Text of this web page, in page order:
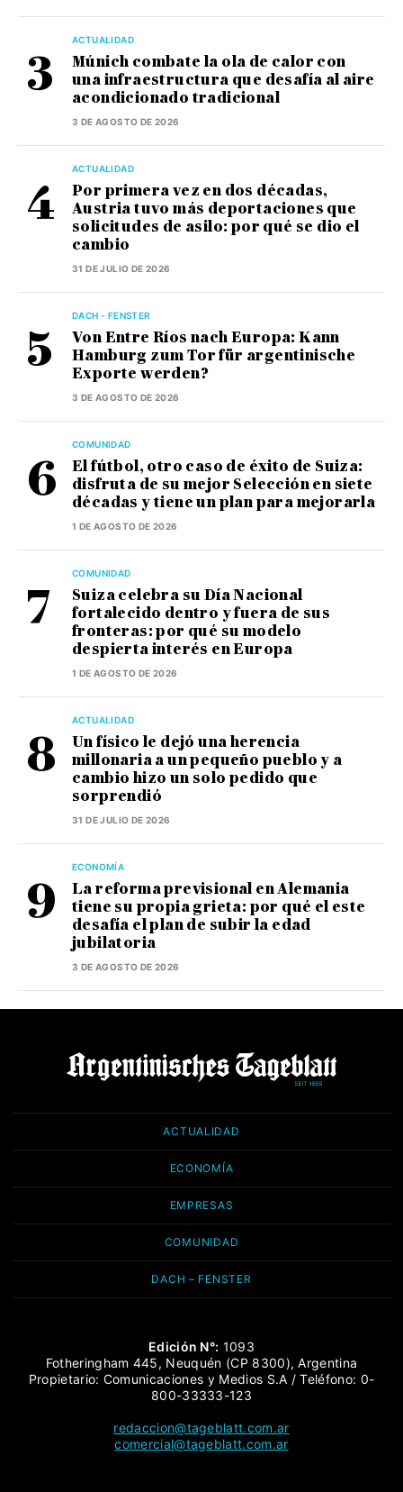
ACTUALIDAD
Múnich combate la ola de calor con
una infraestructura que desafía al aire
acondicionado tradicional
3 DE AGOSTO DE 2026
ACTUALIDAD
Por primera vez en dos décadas,
Austria tuvo más deportaciones que
solicitudes de asilo: por qué se dio el
cambio
31 DE JULIO DE 2026
DACH - FENSTER
Von Entre Ríos nach Europa: Kann
Hamburg zum Tor für argentinische
Exporte werden?
3 DE AGOSTO DE 2026
COMUNIDAD
El fútbol, otro caso de éxito de Suiza:
disfruta de su mejor Selección en siete
décadas y tiene un plan para mejorarla
1 DE AGOSTO DE 2026
COMUNIDAD
Suiza celebra su Día Nacional
fortalecido dentro y fuera de sus
fronteras: por qué su modelo
despierta interés en Europa
1 DE AGOSTO DE 2026
ACTUALIDAD
Un físico le dejó una herencia
millonaria a un pequeño pueblo y a
cambio hizo un solo pedido que
sorprendió
31 DE JULIO DE 2026
ECONOMÍA
La reforma previsional en Alemania
tiene su propia grieta: por qué el este
desafía el plan de subir la edad
jubilatoria
3 DE AGOSTO DE 2026
ACTUALIDAD
ECONOMÍA
EMPRESAS
COMUNIDAD
DACH – FENSTER
Edición N°: 1093
Fotheringham 445, Neuquén (CP 8300), Argentina
Propietario: Comunicaciones y Medios S.A / Teléfono: 0-
800-33333-123
redaccion@tageblatt.com.ar
comercial@tageblatt.com.ar